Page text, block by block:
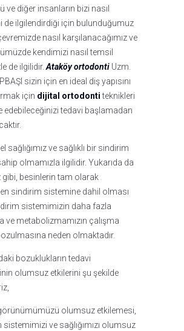
ve diğer insanların bizi nasıl
de ilgilendirdiği için bulunduğumuz
nasıl karşılanacağımız ve
kendimizi nasıl temsil
de ilgilidir.Ataköy ortodonti Uzm.
sizin için en ideal diş yapısını
için dijital ortodontiteknikleri
edebileceğinizi tedavi başlamadan
sağlığımız ve sağlıklı bir sindirim
olmamızla ilgilidir. Yukarıda da
gibi, besinlerin tam olarak
sindirim sistemine dahil olması
sistemimizin daha fazla
ve metabolizmamızın çalışma
neden olmaktadır.
bozuklukların tedavi
olumsuz etkilerini şu şekilde
olumsuz etkilemesi,
sistemimizi ve sağlığımızı olumsuz